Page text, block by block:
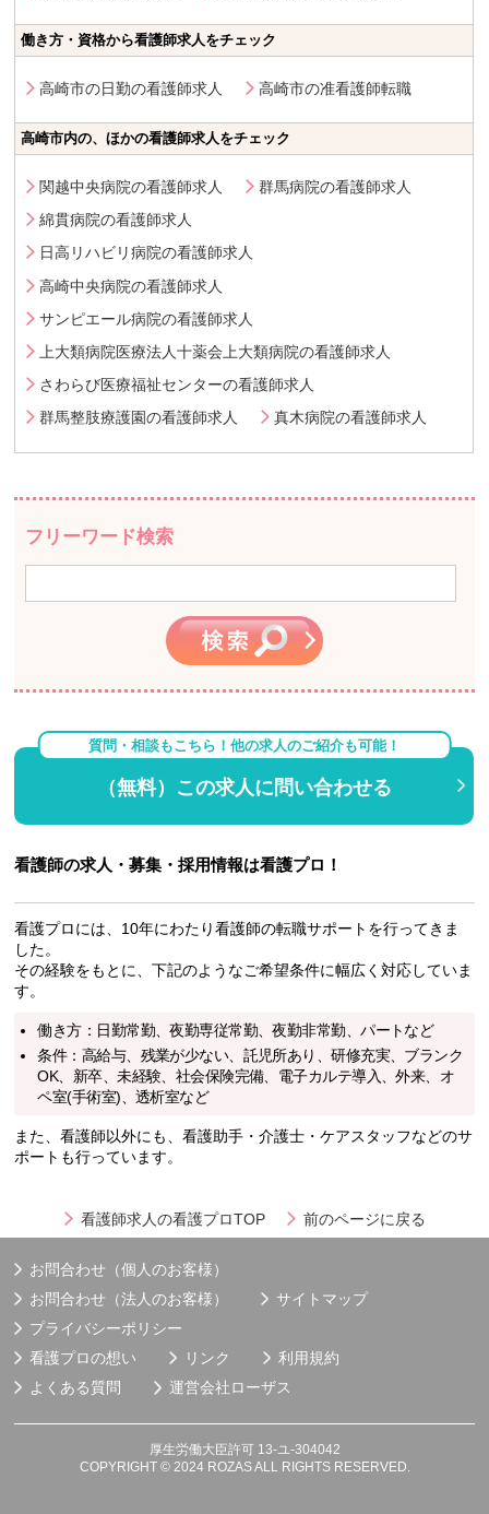
働き方・資格から看護師求人をチェック
高崎市の日勤の看護師求人 高崎市の准看護師転職
高崎市内の、ほかの看護師求人をチェック
関越中央病院の看護師求人
群馬病院の看護師求人
綿貫病院の看護師求人
日高リハビリ病院の看護師求人
高崎中央病院の看護師求人
サンピエール病院の看護師求人
上大類病院医療法人十薬会上大類病院の看護師求人
さわらび医療福祉センターの看護師求人
群馬整肢療護園の看護師求人
真木病院の看護師求人
フリーワード検索
質問・相談もこちら！他の求人のご紹介も可能！
（無料）この求人に問い合わせる
看護師の求人・募集・採用情報は看護プロ！
看護プロには、10年にわたり看護師の転職サポートを行ってきま
した。
その経験をもとに、下記のようなご希望条件に幅広く対応していま
す。
働き方：日勤常勤、夜勤専従常勤、夜勤非常勤、パートなど
条件：高給与、残業が少ない、託児所あり、研修充実、ブランク
OK、新卒、未経験、社会保険完備、電子カルテ導入、外来、オ
ペ室(手術室)、透析室など
また、看護師以外にも、看護助手・介護士・ケアスタッフなどのサ
ポートも行っています。
看護師求人の看護プロTOP 前のページに戻る
お問合わせ（個人のお客様）
お問合わせ（法人のお客様）
サイトマップ
プライバシーポリシー
看護プロの想い
リンク
利用規約
よくある質問
運営会社ローザス
厚生労働大臣許可 13-ユ-304042
COPYRIGHT © 2024 ROZAS ALL RIGHTS RESERVED.